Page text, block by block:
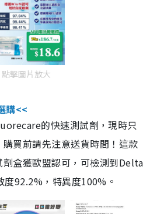
點擊圖片放大
購<<
的快速測試劑，現時只
買前請先注意送貨時間！這款
盒獲歐盟認可，可檢測到Delta
92.2%，特異度100%。